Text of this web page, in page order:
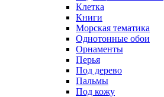
Клетка
Книги
Морская тематика
Однотонные обои
Орнаменты
Перья
Под дерево
Пальмы
Под кожу